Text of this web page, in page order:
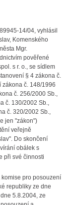
14/04, vyhlásil
Komenského
Mgr.
pověřené
s r. o., se sídlem
§ 4 zákona č.
zákona č. 148/1996
č. 256/2000 Sb.,
č. 130/2002 Sb.,
č. 320/2002 Sb.,
jen "zákon")
veřejně
Do skončení
obálek s
při své činnosti
pro posouzení
republiky ze dne
5.8.2004, ze